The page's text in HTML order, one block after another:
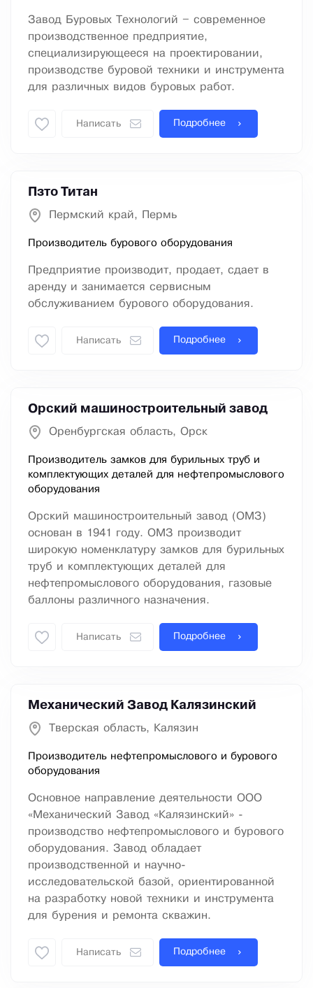
Завод Буровых Технологий – современное
производственное предприятие,
специализирующееся на проектировании,
производстве буровой техники и инструмента
для различных видов буровых работ.
Написать Подробнее
Пзто Титан
Пермский край, Пермь
Производитель бурового оборудования
Предприятие производит, продает, сдает в
аренду и занимается сервисным
обслуживанием бурового оборудования.
Написать Подробнее
Орский машиностроительный завод
Оренбургская область, Орск
Производитель замков для бурильных труб и
комплектующих деталей для нефтепромыслового
оборудования
Орский машиностроительный завод (ОМЗ)
основан в 1941 году. ОМЗ производит
широкую номенклатуру замков для бурильных
труб и комплектующих деталей для
нефтепромыслового оборудования, газовые
баллоны различного назначения.
Написать Подробнее
Механический Завод Калязинский
Тверская область, Калязин
Производитель нефтепромыслового и бурового
оборудования
Основное направление деятельности ООО
«Механический Завод «Калязинский» -
производство нефтепромыслового и бурового
оборудования. Завод обладает
производственной и научно-
исследовательской базой, ориентированной
на разработку новой техники и инструмента
для бурения и ремонта скважин.
Написать Подробнее